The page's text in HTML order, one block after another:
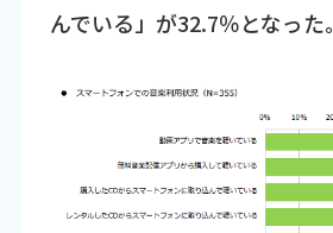
んでいる」が32.7％となった。